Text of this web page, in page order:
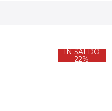
IN SALDO
22%